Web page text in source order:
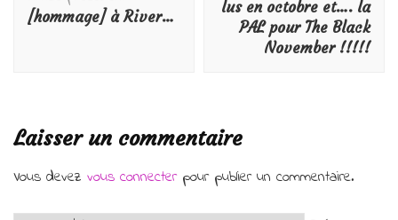
[hommage] à River…
lus en octobre et…. la
PAL pour The Black
November !!!!!
Laisser un commentaire
Vous devez vous connecterpour publier un commentaire.